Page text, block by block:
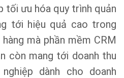
tối ưu hóa quy trình quản
tới hiệu quả cao trong
mà phần mềm CRM
còn mang tới doanh thu
dành cho doanh